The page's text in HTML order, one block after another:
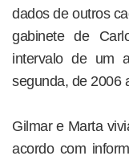
dados de outros
gabinete de
intervalo de um
segunda, de 2006
Gilmar e Marta
acordo com